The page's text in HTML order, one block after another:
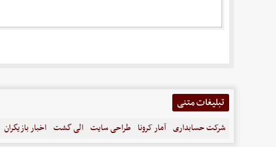
تبلیغات متنی
شرکت حسابداری آمار کرونا طراحی سایت الی گشت اخبار بازیگران